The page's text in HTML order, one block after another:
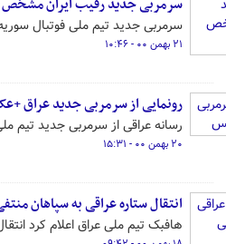
سرمربی جدید تیم ملی فوتبال سوریه در
۲۱ بهمن ۰۰ - ۱۰:۴۶
رونمایی از سرمربی جدید عراق
رسانه عراقی از سرمربی جدید تیم
۲۰ بهمن ۰۰ - ۱۵:۳۱
انتقال ستاره عراقی به سپاهان
هافبک تیم ملی عراق اعلام کرد